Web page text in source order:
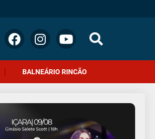
BALNEÁRIO RINCÃO